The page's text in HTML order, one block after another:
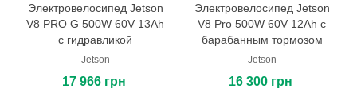
Электровелосипед Jetson
V8 PRO G 500W 60V 13Ah
с гидравликой
Jetson
17 966 грн
Электровелосипед Jetson
V8 Pro 500W 60V 12Ah с
барабанным тормозом
Jetson
16 300 грн